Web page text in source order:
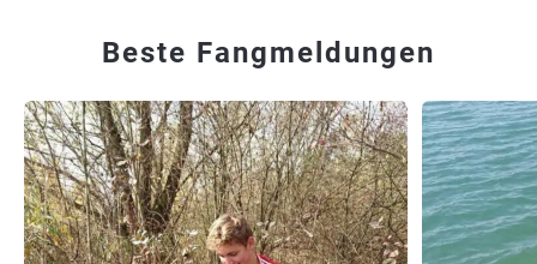
Beste Fangmeldungen